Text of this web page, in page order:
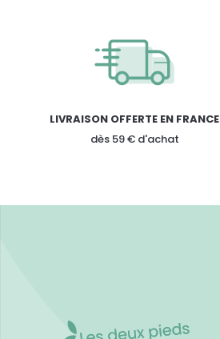
LIVRAISON OFFERTE EN FRANCE
dès 59 € d'achat